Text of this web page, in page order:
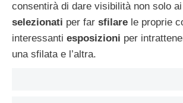
consentirà di dare visibilità non solo ai
selezionati per far sfilare le proprie
interessanti esposizioni per
una sfilata e l’altra.